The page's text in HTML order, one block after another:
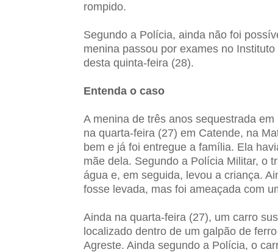
rompido.
Segundo a Polícia, ainda não foi
menina passou por exames no
desta quinta-feira (28).
Entenda o caso
A menina de três anos sequestrada
na quarta-feira (27) em Catende, na
bem e já foi entregue a família. Ela
mãe dela. Segundo a Polícia Militar, o
água e, em seguida, levou a criança.
fosse levada, mas foi ameaçada com
Ainda na quarta-feira (27), um carro
localizado dentro de um galpão de
Agreste. Ainda segundo a Polícia, o